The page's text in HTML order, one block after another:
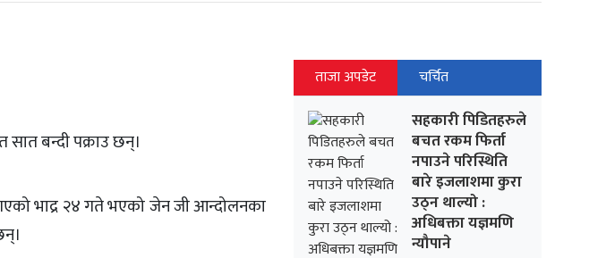
बन्दी पक्राउ छन्।
गएको भाद्र २४ गते भएको जेन जी आन्दोलनका
ताजा अपडेट चर्चित
सहकारी पिडितहरुले
बचत रकम फिर्ता
नपाउने परिस्थिति
बारे इजलाशमा कुरा
उठ्न थाल्यो :
अधिबक्ता यज्ञमणि
न्यौपाने